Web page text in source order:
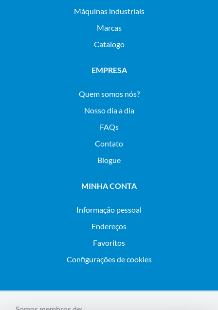
máquinas industriais
Marcas
Catalogo
EMPRESA
Quem somos nós?
Nosso dia a dia
FAQs
Contato
Blogue
MINHA CONTA
Informação pessoal
Endereços
Favoritos
Configurações de cookies